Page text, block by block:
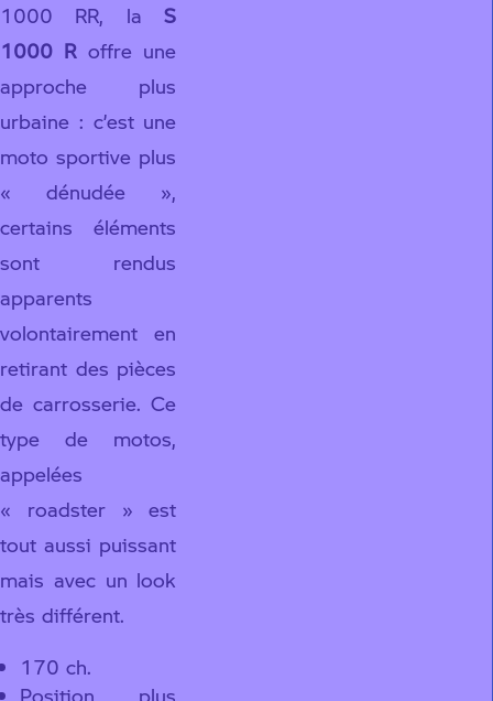
1000 RR, laS
1000 Roffre une
approche plus
urbaine : c’est une
moto sportive plus
« dénudée »,
certains éléments
sont rendus
apparents
volontairement en
retirant des pièces
de carrosserie. Ce
type de motos,
appelées
« roadster » est
tout aussi puissant
mais avec un look
très différent.
170 ch.
Position plus